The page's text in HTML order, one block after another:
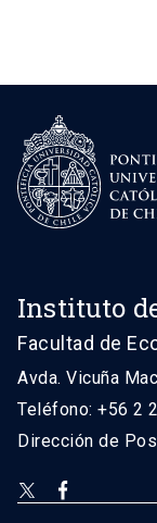
Instituto
Facultad de
Avda. Vicuña
Teléfono: +56 2
Dirección de